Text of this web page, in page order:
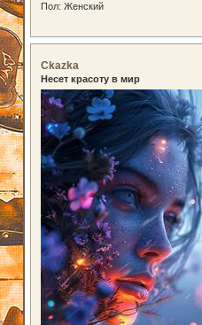
Пол: Женский
Ckazka
Несет красоту в мир